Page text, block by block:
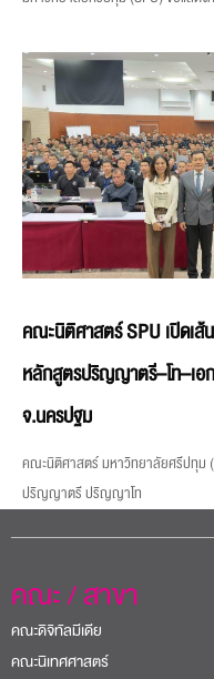
คณะนิติศาสตร์ SPU เปิดเส้
หลักสูตรปริญญาตรี–โท–เอ
จ.นครปฐม
คณะนิติศาสตร์ มหาวิทยาลัยศรีปทุม
ปริญญาตรี ปริญญาโท
คณะ / สาขา
คณะดิจิทัลมีเดีย
คณะนิเทศศาสตร์